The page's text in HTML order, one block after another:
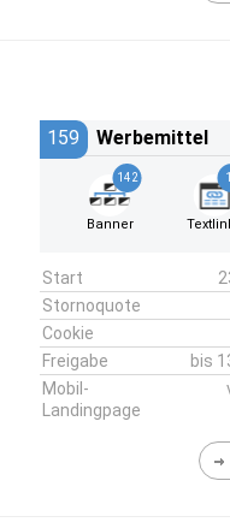
159 Werbemittel
142
Banner
Start
Stornoquote
Cookie
Freigabe
bis
Mobil-
Landingpage